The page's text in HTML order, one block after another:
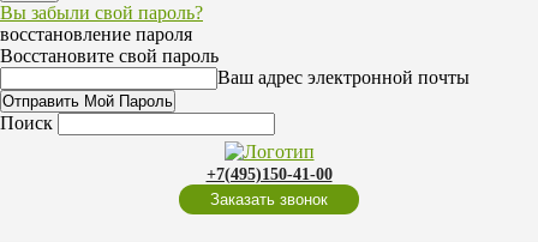
Вы забыли свой пароль?
восстановление пароля
Восстановите свой пароль
Ваш адрес электронной почты
Поиск
+7(495)150-41-00
Заказать звонок